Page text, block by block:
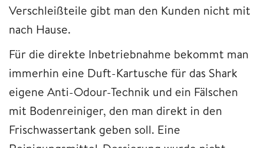
Verschleißteile gibt man den Kunden nicht mit
nach Hause.
Für die direkte Inbetriebnahme bekommt man
immerhin eine Duft-Kartusche für das Shark
eigene Anti-Odour-Technik und ein Fälschen
mit Bodenreiniger, den man direkt in den
Frischwassertank geben soll. Eine